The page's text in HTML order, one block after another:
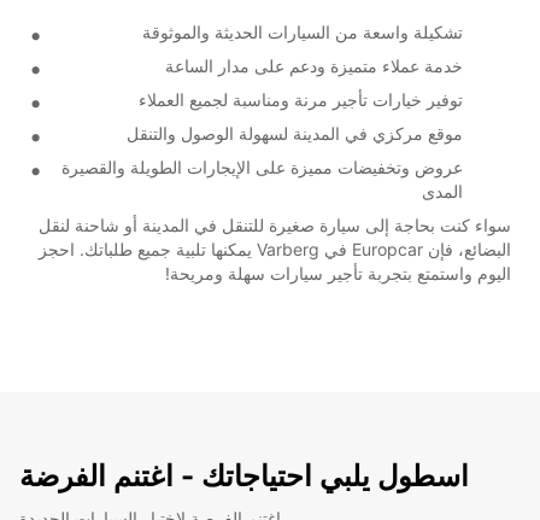
تشكيلة واسعة من السيارات الحديثة والموثوقة
خدمة عملاء متميزة ودعم على مدار الساعة
توفير خيارات تأجير مرنة ومناسبة لجميع العملاء
موقع مركزي في المدينة لسهولة الوصول والتنقل
عروض وتخفيضات مميزة على الإيجارات الطويلة والقصيرة
المدى
سواء كنت بحاجة إلى سيارة صغيرة للتنقل في المدينة أو شاحنة لنقل
البضائع، فإن Europcar في Varberg يمكنها تلبية جميع طلباتك. احجز
اليوم واستمتع بتجربة تأجير سيارات سهلة ومريحة!
اسطول يلبي احتياجاتك - اغتنم الفرضة